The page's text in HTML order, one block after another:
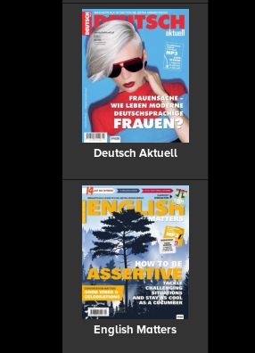
Deutsch Aktuell
English Matters